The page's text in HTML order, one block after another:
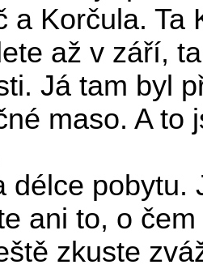
a Korčula. Ta
až v září,
Já tam byl
maso. A to
délce pobytu.
ani to, o
zkuste